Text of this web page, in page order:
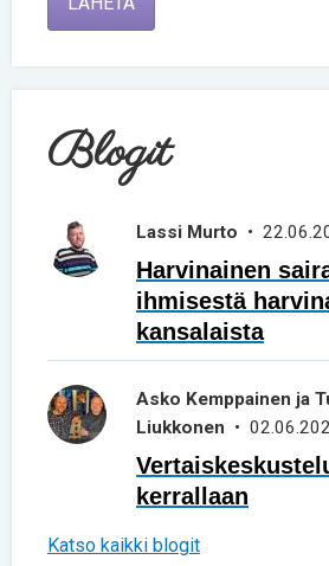
Blogit
Lassi Murto •
Harvinainen
ihmisestä
kansalaista
Asko Kemppainen ja
Liukkonen •
kerrallaan
Katso kaikki blogit